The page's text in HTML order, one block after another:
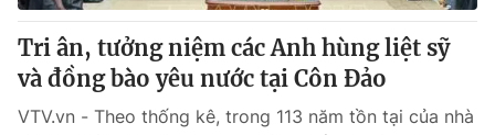
Tri ân, tưởng niệm các Anh hùng liệt sỹ
và đồng bào yêu nước tại Côn Đảo
VTV.vn - Theo thống kê, trong 113 năm tồn tại của nhà